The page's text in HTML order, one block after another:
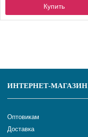
Купить
ИНТЕРНЕТ-МАГАЗИН
Оптовикам
Доставка